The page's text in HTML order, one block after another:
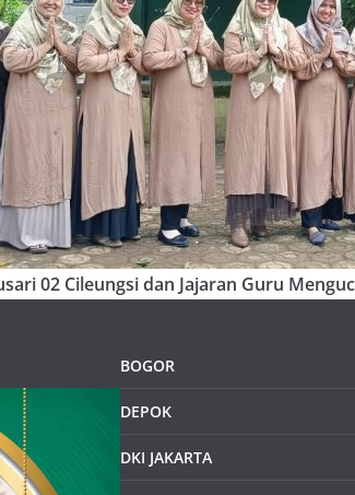
02 Cileungsi dan Jajaran Guru
BOGOR
DEPOK
DKI JAKARTA